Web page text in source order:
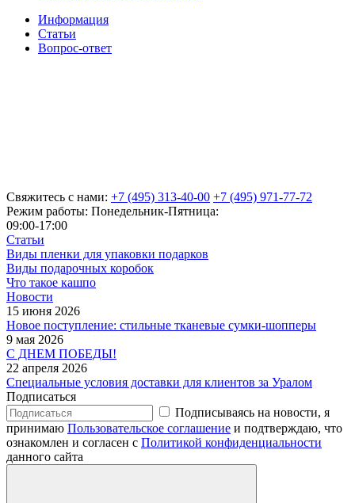
Информация
Статьи
Вопрос-ответ
Свяжитесь с нами: +7 (495) 313-40-00 +7 (495) 971-77-72
Режим работы: Понедельник-Пятница:
09:00-17:00
Статьи
Виды пленки для упаковки подарков
Виды подарочных коробок
Что такое кашпо
Новости
15 июня 2026
Новое поступление: стильные тканевые сумки-шопперы
9 мая 2026
С ДНЕМ ПОБЕДЫ!
22 апреля 2026
Специальные условия доставки для клиентов за Уралом
Подписаться
Подписываясь на новости, я
принимаю Пользовательское соглашение и подтверждаю, что
ознакомлен и согласен с Политикой конфиденциальности
данного сайта